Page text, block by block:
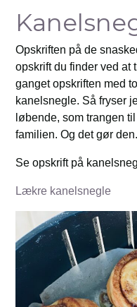
Opskriften på de
opskrift du finder ved at
ganget opskriften med
kanelsnegle. Så fryser
løbende, som trangen
familien. Og det gør
Se opskrift på
Lækre kanelsnegle